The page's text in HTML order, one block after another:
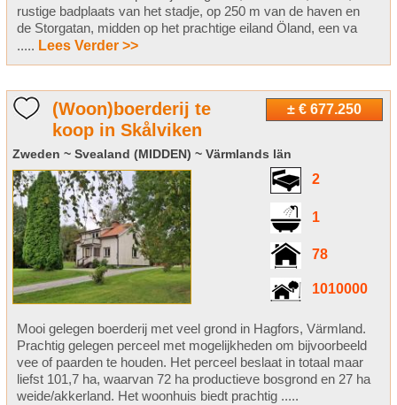
rustige badplaats van het stadje, op 250 m van de haven en
de Storgatan, midden op het prachtige eiland Öland, een va
..... Lees Verder >>
± € 677.250
(Woon)boerderij te
koop in Skålviken
Zweden ~ Svealand (MIDDEN) ~ Värmlands län
2
1
78
1010000
Mooi gelegen boerderij met veel grond in Hagfors, Värmland.
Prachtig gelegen perceel met mogelijkheden om bijvoorbeeld
vee of paarden te houden. Het perceel beslaat in totaal maar
liefst 101,7 ha, waarvan 72 ha productieve bosgrond en 27 ha
weide/akkerland. Het woonhuis biedt prachtig .....